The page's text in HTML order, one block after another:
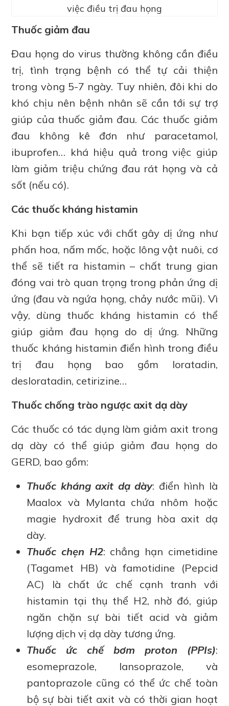
việc điều trị đau họng
Thuốc giảm đau
Đau họng do virus thường không cần điều
trị, tình trạng bệnh có thể tự cải thiện
trong vòng 5-7 ngày. Tuy nhiên, đôi khi do
khó chịu nên bệnh nhân sẽ cần tới sự trợ
giúp của thuốc giảm đau. Các thuốc giảm
đau không kê đơn như paracetamol,
ibuprofen… khá hiệu quả trong việc giúp
làm giảm triệu chứng đau rát họng và cả
sốt (nếu có).
Các thuốc kháng histamin
Khi bạn tiếp xúc với chất gây dị ứng như
phấn hoa, nấm mốc, hoặc lông vật nuôi, cơ
thể sẽ tiết ra histamin – chất trung gian
đóng vai trò quan trọng trong phản ứng dị
ứng (đau và ngứa họng, chảy nước mũi). Vì
vậy, dùng thuốc kháng histamin có thể
giúp giảm đau họng do dị ứng. Những
thuốc kháng histamin điển hình trong điều
trị đau họng bao gồm loratadin,
desloratadin, cetirizine…
Thuốc chống trào ngược axit dạ dày
Các thuốc có tác dụng làm giảm axit trong
dạ dày có thể giúp giảm đau họng do
GERD, bao gồm:
Thuốc kháng axit dạ dày: điển hình là
Maalox và Mylanta chứa nhôm hoặc
magie hydroxit để trung hòa axit dạ
dày.
Thuốc chẹn H2: chẳng hạn cimetidine
(Tagamet HB) và famotidine (Pepcid
AC) là chất ức chế cạnh tranh với
histamin tại thụ thể H2, nhờ đó, giúp
ngăn chặn sự bài tiết acid và giảm
lượng dịch vị dạ dày tương ứng.
Thuốc ức chế bơm proton (PPIs):
esomeprazole, lansoprazole, và
pantoprazole cũng có thể ức chế toàn
bộ sự bài tiết axit và có thời gian hoạt